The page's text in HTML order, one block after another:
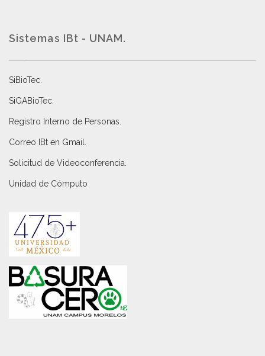
Sistemas IBt - UNAM.
SiBioTec
SiGABioTec.
Registro Interno de Personas
Correo IBt en Gmail
Solicitud de Videoconferencia.
Unidad de Cómputo